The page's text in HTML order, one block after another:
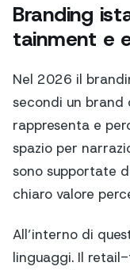
Branding
tainment e
Nel 2026 il
secondi un brand
rappresenta e
spazio per
sono supportate
chiaro valore
All’interno di
linguaggi. Il